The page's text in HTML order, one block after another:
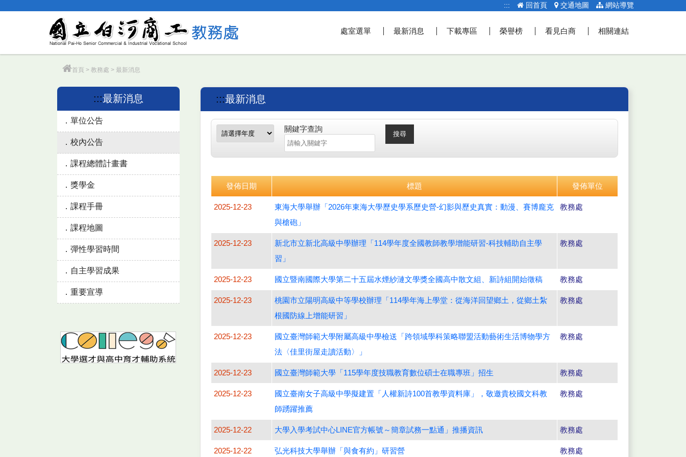
到
::: 回首頁 交通地圖 網站導覽
處室選單 最新消息 下載專區 榮譽榜 看見白商 相關連結
首頁 > 教務處 > 最新消息
:::最新消息
單位公告
校內公告
課程總體計畫書
獎學金
課程手冊
課程地圖
彈性學習時間
自主學習成果
重要宣導
:::最新消息
關鍵字查詢
搜尋
發佈日期 標題 發佈單位
2025-12-23
東海大學舉辦「2026年東海大學歷史學系歷史營-幻影與歷史真實：動漫、賽博龐克
與槍砲」
教務處
2025-12-23
新北市立新北高級中學辦理「114學年度全國教師教學增能研習-科技輔助自主學
習」
教務處
2025-12-23 國立暨南國際大學第二十五屆水煙紗漣文學獎全國高中散文組、新詩組開始徵稿 教務處
2025-12-23
桃園市立陽明高級中等學校辦理「114學年海上學堂：從海洋回望鄉土，從鄉土紮
根國防線上增能研習」
教務處
2025-12-23
國立臺灣師範大學附屬高級中學檢送「跨領域學科策略聯盟活動藝術生活博物學方
法〈佳里街屋走讀活動〉」
教務處
2025-12-23 國立臺灣師範大學「115學年度技職教育數位碩士在職專班」招生 教務處
2025-12-23
國立臺南女子高級中學擬建置「人權新詩100首教學資料庫」，敬邀貴校國文科教
師踴躍推薦
教務處
2025-12-22 大學入學考試中心LINE官方帳號～簡章試務一點通」推播資訊 教務處
2025-12-22 弘光科技大學舉辦「與食有約」研習營 教務處